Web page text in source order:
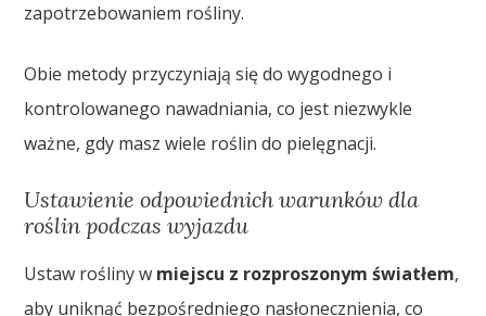
zapotrzebowaniem rośliny.
Obie metody przyczyniają się do wygodnego i
kontrolowanego nawadniania, co jest niezwykle
ważne, gdy masz wiele roślin do pielęgnacji.
Ustawienie odpowiednich warunków dla
roślin podczas wyjazdu
Ustaw rośliny w miejscu z rozproszonym światłem,
aby uniknąć bezpośredniego nasłonecznienia, co